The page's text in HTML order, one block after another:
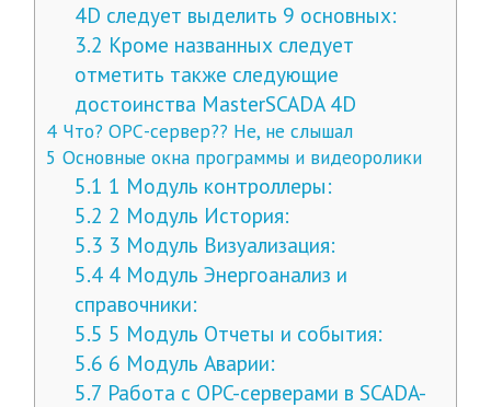
4D следует выделить 9 основных:
3.2 Кроме названных следует
отметить также следующие
достоинства MasterSCADA 4D
4Что? ОРС-сервер?? Не, не слышал
5 Основные окна программы и видеоролики
5.1 1 Модуль контроллеры:
5.2 2 Модуль История:
5.3 3 Модуль Визуализация:
5.4 4 Модуль Энергоанализ и
справочники:
5.5 5 Модуль Отчеты и события:
5.6 6 Модуль Аварии:
5.7 Работа с OPC-серверами в SCADA-